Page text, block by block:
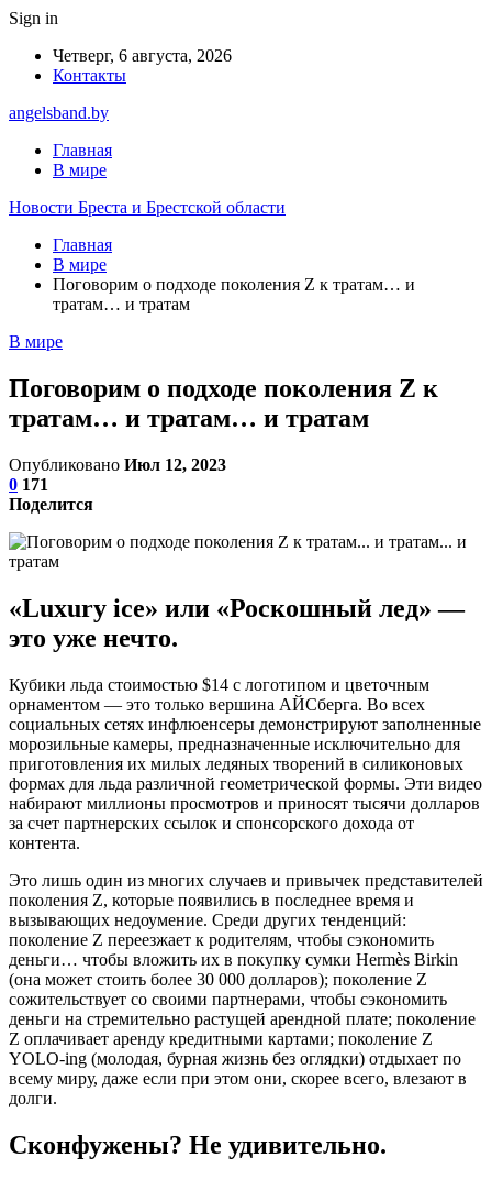
Sign in
Четверг, 6 августа, 2026
Контакты
angelsband.by
Главная
В мире
Новости Бреста и Брестской области
Главная
В мире
Поговорим о подходе поколения Z к тратам… и
тратам… и тратам
В мире
Поговорим о подходе поколения Z к
тратам… и тратам… и тратам
Опубликовано Июл 12, 2023
0 171
Поделится
«Luxury ice» или «Роскошный лед» —
это уже нечто.
Кубики льда стоимостью $14 с логотипом и цветочным
орнаментом — это только вершина АЙСберга. Во всех
социальных сетях инфлюенсеры демонстрируют заполненные
морозильные камеры, предназначенные исключительно для
приготовления их милых ледяных творений в силиконовых
формах для льда различной геометрической формы. Эти видео
набирают миллионы просмотров и приносят тысячи долларов
за счет партнерских ссылок и спонсорского дохода от
контента.
Это лишь один из многих случаев и привычек представителей
поколения Z, которые появились в последнее время и
вызывающих недоумение. Среди других тенденций:
поколение Z переезжает к родителям, чтобы сэкономить
деньги… чтобы вложить их в покупку сумки Hermès Birkin
(она может стоить более 30 000 долларов); поколение Z
сожительствует со своими партнерами, чтобы сэкономить
деньги на стремительно растущей арендной плате; поколение
Z оплачивает аренду кредитными картами; поколение Z
YOLO-ing (молодая, бурная жизнь без оглядки) отдыхает по
всему миру, даже если при этом они, скорее всего, влезают в
долги.
Сконфужены? Не удивительно.